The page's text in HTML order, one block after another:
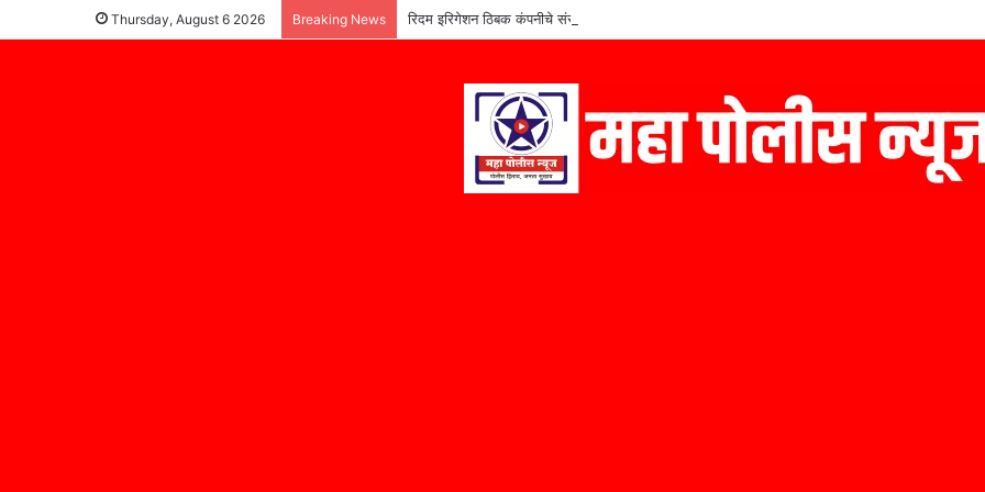
Thursday, August 6 2026 Breaking News रिदम इरिगेशन ठिबक कंपनीचे संस्थापक कैलास निळे यांचा ‘मराठी उद्योजक पुरस्कार